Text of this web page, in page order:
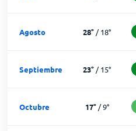
Agosto 28° /18°
Septiembre 23° /15°
Octubre 17°/9°